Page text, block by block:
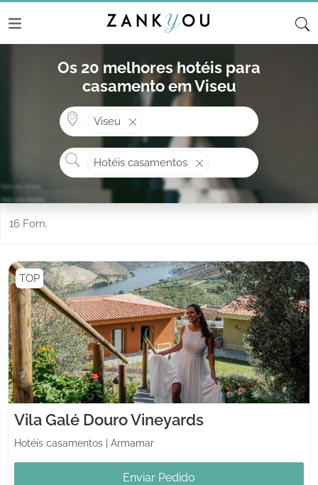
Os 20 melhores hotéis para
casamento em Viseu
Viseu
O que procura?
Hotéis casamentos
16 Forn.
TOP
Vila Galé Douro Vineyards
Hotéis casamentos Armamar
Enviar Pedido